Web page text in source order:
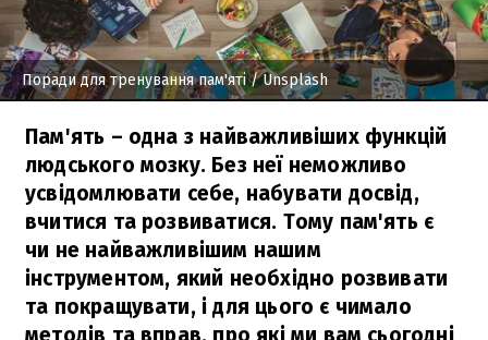
Поради для тренування пам'яті/ Unsplash
Пам'ять – одна з найважливіших функцій
людського мозку. Без неї неможливо
усвідомлювати себе, набувати досвід,
вчитися та розвиватися. Тому пам'ять є
чи не найважливішим нашим
інструментом, який необхідно розвивати
та покращувати, і для цього є чимало
методів та вправ, про які ми вам сьогодні